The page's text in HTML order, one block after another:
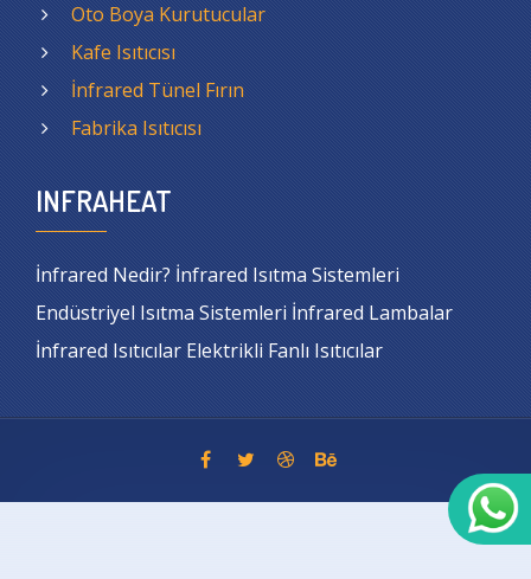
Oto Boya Kurutucular
Kafe Isıtıcısı
İnfrared Tünel Fırın
Fabrika Isıtıcısı
INFRAHEAT
İnfrared Nedir? İnfrared Isıtma Sistemleri
Endüstriyel Isıtma Sistemleri İnfrared Lambalar
İnfrared Isıtıcılar Elektrikli Fanlı Isıtıcılar